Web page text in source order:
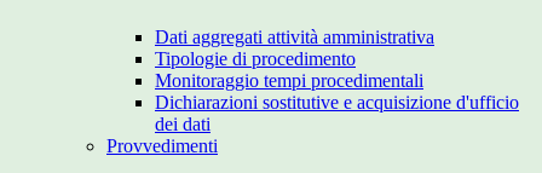
Dati aggregati attività amministrativa
Tipologie di procedimento
Monitoraggio tempi procedimentali
Dichiarazioni sostitutive e acquisizione d'ufficio
dei dati
Provvedimenti